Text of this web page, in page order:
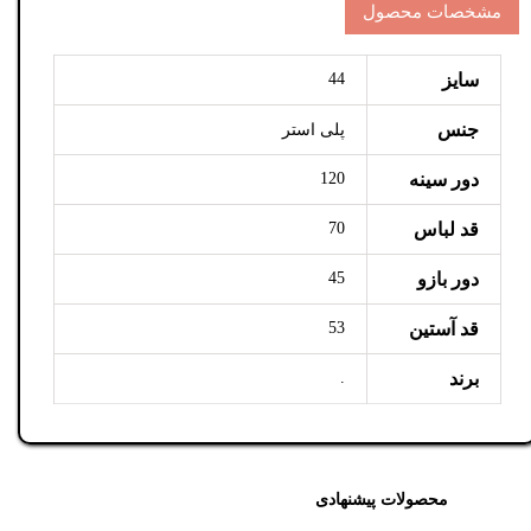
مشخصات محصول
سایز 44
جنس پلی استر
دور سینه 120
قد لباس 70
دور بازو 45
قد آستین 53
برند .
محصولات پیشنهادی